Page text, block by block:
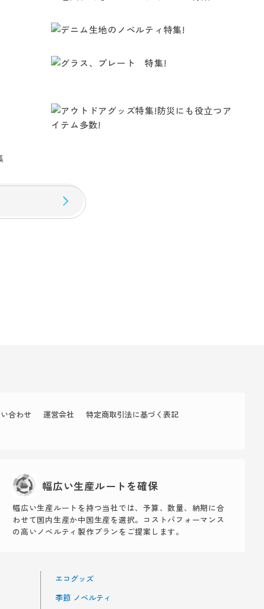
合わせ 運営会社
特定商取引法に基づく表記
幅広い生産ルートを確保
幅広い生産ルートを持つ当社では、予算、数量、納期に合
わせて国内生産か中国生産を選択。コストパフォーマンス
の高いノベルティ製作プランをご提案します。
エコグッズ
季節 ノベルティ